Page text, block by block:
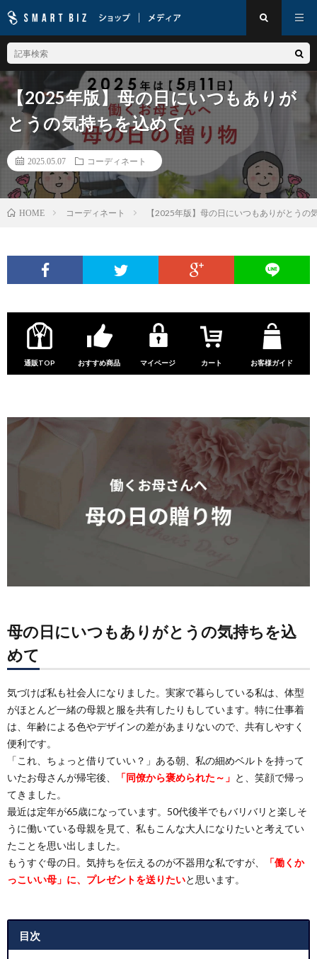
【2025年版】母の日にいつもありが
とうの気持ちを込めて
2025.05.07 コーディネート
HOME コーディネート 【2025年版】母の日にいつもありがとうの
通販TOP おすすめ商品 マイページ カート お客様ガイド
母の日にいつもありがとうの気持ちを込
めて
気づけば私も社会人になりました。実家で暮らしている私は、体型
がほとんど一緒の母親と服を共有したりもしています。特に仕事着
は、年齢による色やデザインの差があまりないので、共有しやすく
便利です。
「これ、ちょっと借りていい？」ある朝、私の細めベルトを持って
いたお母さんが帰宅後、
「同僚から褒められた～」 と、笑顔で帰っ
てきました。
最近は定年が65歳になっています。50代後半でもバリバリと楽しそ
うに働いている母親を見て、私もこんな大人になりたいと考えてい
たことを思い出しました。
もうすぐ母の日。気持ちを伝えるのが不器用な私ですが、
「働くか
っこいい母」に、プレゼントを送りたいと思います。
目次